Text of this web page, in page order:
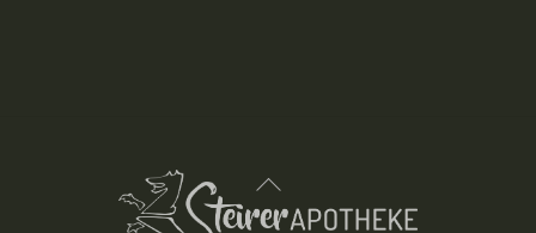
Back
To